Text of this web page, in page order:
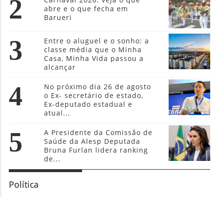
2
abre e o que fecha em
Barueri
3
Entre o aluguel e o sonho: a
classe média que o Minha
Casa, Minha Vida passou a
alcançar
4
No próximo dia 26 de agosto
o Ex- secretário de estado,
Ex-deputado estadual e
atual...
5
A Presidente da Comissão de
Saúde da Alesp Deputada
Bruna Furlan lidera ranking
de...
Política